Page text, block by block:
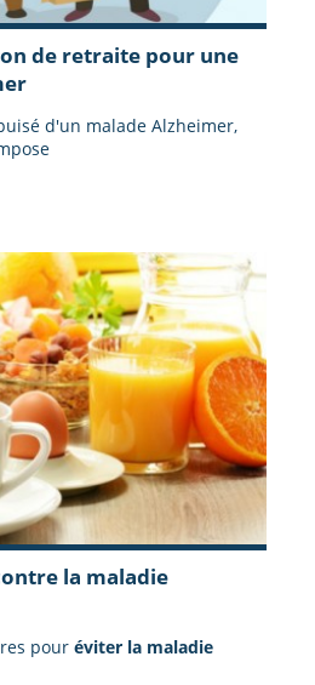
de retraite pour une
d'un malade Alzheimer,
la maladie
pour éviter la maladie